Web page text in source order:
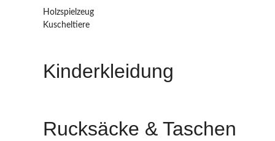
Holzspielzeug
Kuscheltiere
Kinderkleidung
Rucksäcke & Taschen